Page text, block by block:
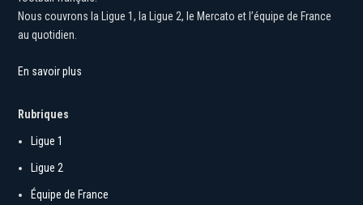
Nous couvrons la Ligue 1, la Ligue 2, le Mercato et l’équipe de France
au quotidien.
En savoir plus
Rubriques
Ligue 1
Ligue 2
Équipe de France